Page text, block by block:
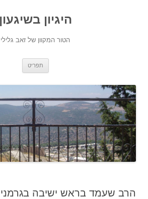
היגיון בשיגעון
הטור המקוון של זאב גלילי
תפריט
הרב שעמד בראש ישיבה